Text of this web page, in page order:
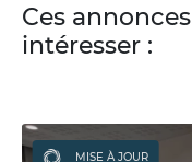
Ces
intéresser :
MISE À JOUR